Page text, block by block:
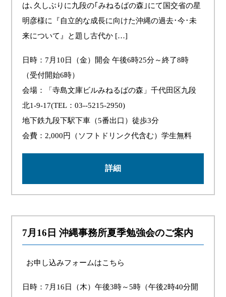
は､久しぶりに九段の｢みねるばの森｣にて国交省の星
明彦様に『自立的な成長に向けた沖縄の過去･今･未
来について』と題し古代か […]
日時：7月10日（金）開会 午後6時25分～終了8時
（受付開始6時）
会場：「寺島文庫ビルみねるばの森」千代田区九段
北1-9-17(TEL：03--5215-2950)
地下鉄九段下駅下車（5番出口）徒歩3分
会費：2,000円（ソフトドリンク代含む）学生無料
詳細
7月16日 沖縄事務所夏季勉強会のご案内
お申し込みフォームはこちら
日時：7月16日（木）午後3時～5時（午後2時40分開